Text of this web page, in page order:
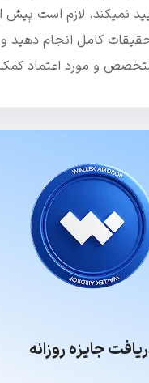
نمیکند. لازم است پیش
کامل انجام دهید و
و مورد اعتماد
جایزه روزانه